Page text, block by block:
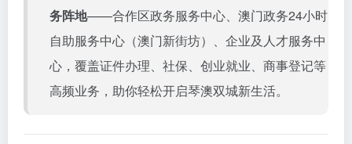
务阵地——合作区政务服务中心、澳门政务24小时
自助服务中心（澳门新街坊）、企业及人才服务中
心，覆盖证件办理、社保、创业就业、商事登记等
高频业务，助你轻松开启琴澳双城新生活。